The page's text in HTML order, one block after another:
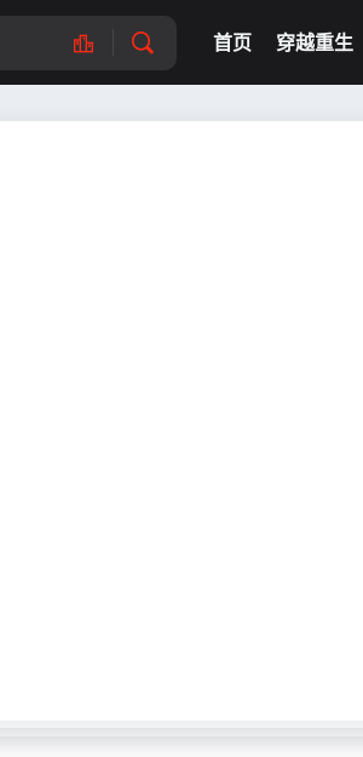
首页 穿越重生